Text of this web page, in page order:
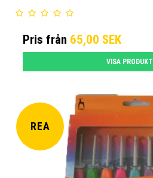
Pris från 65,00 SEK
VISA
REA